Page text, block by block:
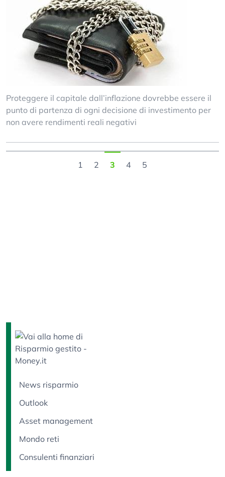
Proteggere il capitale dall’inflazione dovrebbe essere il
punto di partenza di ogni decisione di investimento per
non avere rendimenti reali negativi
1 2 3 4 5
News risparmio
Outlook
Asset management
Mondo reti
Consulenti finanziari